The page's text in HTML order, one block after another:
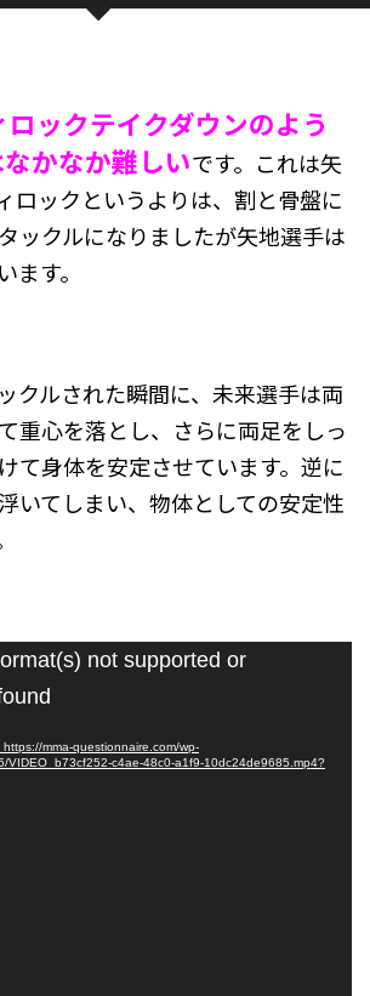
ロックテイクダウンのよう
かなか難しいです。これは矢
ロックというよりは、割と骨盤に
ックルになりましたが矢地選手は
ます。
クルされた瞬間に、未来選手は両
重心を落とし、さらに両足をしっ
て身体を安定させています。逆に
いてしまい、物体としての安定性
not supported or
https://mma-questionnaire.com/wp-
VIDEO_b73cf252-c4ae-48c0-a1f9-10dc24de9685.mp4?